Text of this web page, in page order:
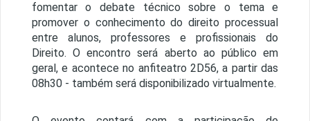
fomentar o debate técnico sobre o tema e
promover o conhecimento do direito processual
entre alunos, professores e profissionais do
Direito. O encontro será aberto ao público em
geral, e acontece no anfiteatro 2D56, a partir das
08h30 - também será disponibilizado virtualmente.